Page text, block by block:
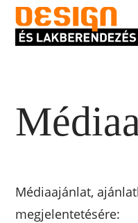
Médiaajánlat,
megjelentetésére: